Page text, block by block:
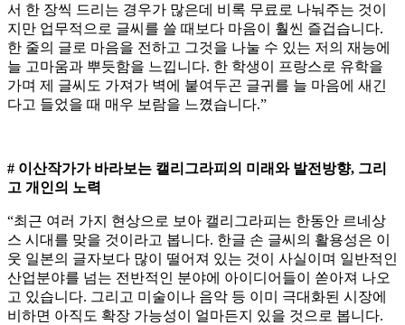
서 한 장씩 드리는 경우가 많은데 비록 무료로 나눠주는 것이
지만 업무적으로 글씨를 쓸 때보다 마음이 훨씬 즐겁습니다.
한 줄의 글로 마음을 전하고 그것을 나눌 수 있는 저의 재능에
늘 고마움과 뿌듯함을 느낍니다. 한 학생이 프랑스로 유학을
가며 제 글씨도 가져가 벽에 붙여두곤 글귀를 늘 마음에 새긴
다고 들었을 때 매우 보람을 느꼈습니다.”
# 이산작가가 바라보는 캘리그라피의 미래와 발전방향, 그리
고 개인의 노력
“최근 여러 가지 현상으로 보아 캘리그라피는 한동안 르네상
스 시대를 맞을 것이라고 봅니다. 한글 손 글씨의 활용성은 이
웃 일본의 글자보다 많이 떨어져 있는 것이 사실이며 일반적인
산업분야를 넘는 전반적인 분야에 아이디어들이 쏟아져 나오
고 있습니다. 그리고 미술이나 음악 등 이미 극대화된 시장에
비하면 아직도 확장 가능성이 얼마든지 있을 것으로 봅니다.